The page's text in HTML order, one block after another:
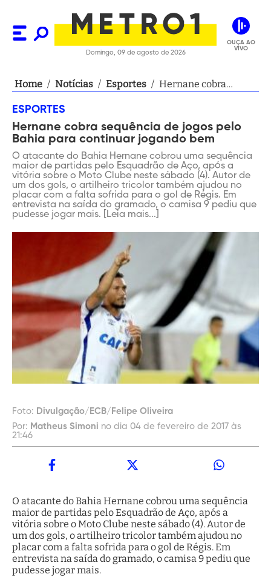
Domingo, 09 de agosto de 2026
OUÇA AO
VIVO
Home / Notícias / Esportes / Hernane cobra
continuar jogando
bem
ESPORTES
Hernane cobra sequência de jogos pelo
Bahia para continuar jogando bem
O atacante do Bahia Hernane cobrou uma sequência
maior de partidas pelo Esquadrão de Aço, após a
vitória sobre o Moto Clube neste sábado (4). Autor de
um dos gols, o artilheiro tricolor também ajudou no
placar com a falta sofrida para o gol de Régis. Em
entrevista na saída do gramado, o camisa 9 pediu que
pudesse jogar mais. [Leia mais...]
Foto: Divulgação/ECB/Felipe Oliveira
Por: Matheus Simoni no dia 04 de fevereiro de 2017 às
21:46
O atacante do Bahia Hernane cobrou uma sequência
maior de partidas pelo Esquadrão de Aço, após a
vitória sobre o Moto Clube neste sábado (4). Autor de
um dos gols, o artilheiro tricolor também ajudou no
placar com a falta sofrida para o gol de Régis. Em
entrevista na saída do gramado, o camisa 9 pediu que
pudesse jogar mais.